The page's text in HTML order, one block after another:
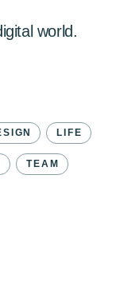
world.
LIFE
TEAM